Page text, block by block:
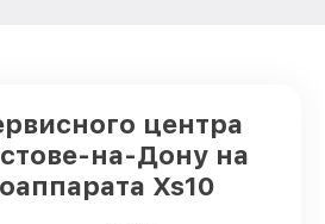
центра
на-Дону на
Xs10